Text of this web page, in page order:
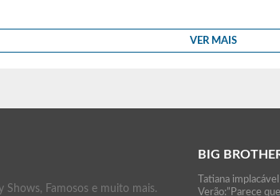
VER MAIS
Shows, Famosos e muito mais.
BIG
Tatiana
Verão:”Parece